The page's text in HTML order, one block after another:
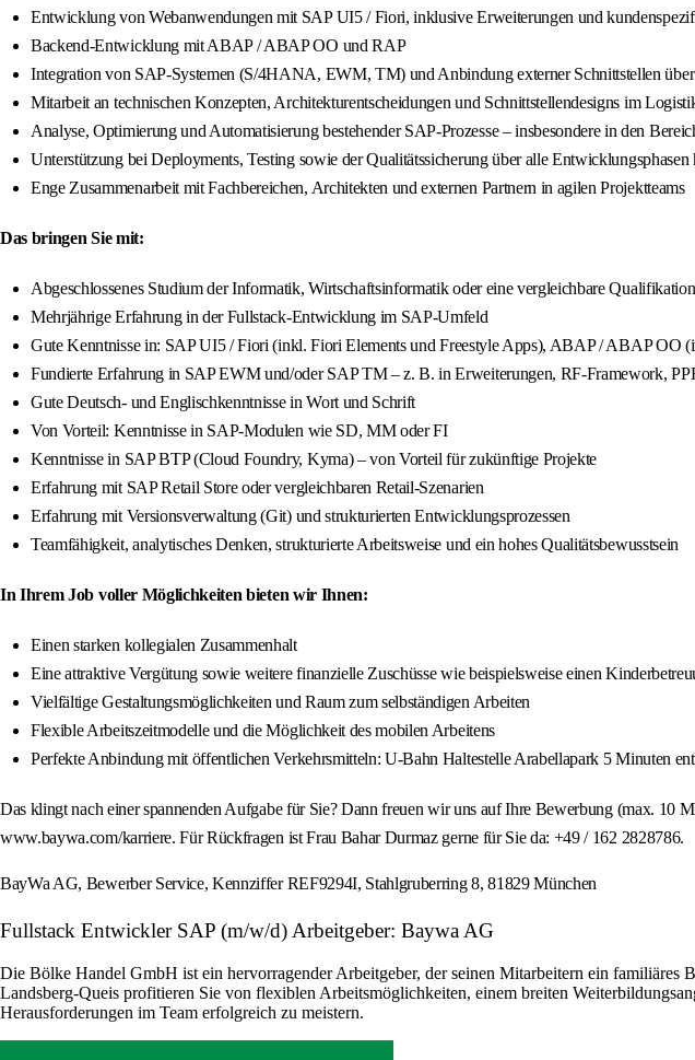
Entwicklung von Webanwendungen mit SAP UI5 / Fiori, inklusive Erweiterungen und
Backend-Entwicklung mit ABAP / ABAP OO und RAP
Integration von SAP-Systemen (S/4HANA, EWM, TM) und Anbindung externer Schnittstellen
Mitarbeit an technischen Konzepten, Architekturentscheidungen und Schnittstellendesigns im
Analyse, Optimierung und Automatisierung bestehender SAP-Prozesse – insbesondere in den
Unterstützung bei Deployments, Testing sowie der Qualitätssicherung über alle Entwicklungsphasen
Enge Zusammenarbeit mit Fachbereichen, Architekten und externen Partnern in agilen Projektteams
Das bringen Sie mit:
Abgeschlossenes Studium der Informatik, Wirtschaftsinformatik oder eine vergleichbare Qualifikation
Mehrjährige Erfahrung in der Fullstack-Entwicklung im SAP-Umfeld
Gute Kenntnisse in: SAP UI5 / Fiori (inkl. Fiori Elements und Freestyle Apps), ABAP / ABAP
Fundierte Erfahrung in SAP EWM und/oder SAP TM – z. B. in Erweiterungen, RF-Framework,
Gute Deutsch- und Englischkenntnisse in Wort und Schrift
Von Vorteil: Kenntnisse in SAP-Modulen wie SD, MM oder FI
Kenntnisse in SAP BTP (Cloud Foundry, Kyma) – von Vorteil für zukünftige Projekte
Erfahrung mit SAP Retail Store oder vergleichbaren Retail-Szenarien
Erfahrung mit Versionsverwaltung (Git) und strukturierten Entwicklungsprozessen
Teamfähigkeit, analytisches Denken, strukturierte Arbeitsweise und ein hohes Qualitätsbewusstsein
In Ihrem Job voller Möglichkeiten bieten wir Ihnen:
Einen starken kollegialen Zusammenhalt
Eine attraktive Vergütung sowie weitere finanzielle Zuschüsse wie beispielsweise einen
Vielfältige Gestaltungsmöglichkeiten und Raum zum selbständigen Arbeiten
Flexible Arbeitszeitmodelle und die Möglichkeit des mobilen Arbeitens
Perfekte Anbindung mit öffentlichen Verkehrsmitteln: U-Bahn Haltestelle Arabellapark 5 Minuten
Das klingt nach einer spannenden Aufgabe für Sie? Dann freuen wir uns auf Ihre Bewerbung (max.
www.baywa.com/karriere. Für Rückfragen ist Frau Bahar Durmaz gerne für Sie da: +49 / 162 2828786.
BayWa AG, Bewerber Service, Kennziffer REF9294I, Stahlgruberring 8, 81829 München
Fullstack Entwickler SAP (m/w/d) Arbeitgeber: Baywa AG
Die Bölke Handel GmbH ist ein hervorragender Arbeitgeber, der seinen Mitarbeitern ein
Landsberg-Queis profitieren Sie von flexiblen Arbeitsmöglichkeiten, einem breiten
Herausforderungen im Team erfolgreich zu meistern.